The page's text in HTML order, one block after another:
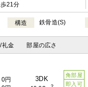
21分
構造 鉄骨造(S)
礼金 部屋の広さ
0円
3DK
角部屋
即入可